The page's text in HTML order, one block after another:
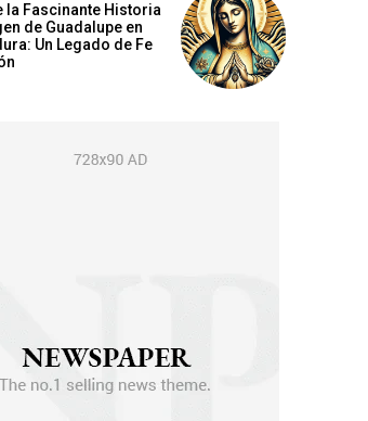
la Fascinante Historia
de Guadalupe en
Un Legado de Fe